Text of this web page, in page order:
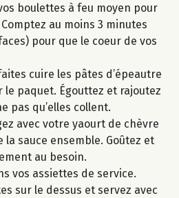
boulettes à feu moyen pour
au moins 3 minutes
pour que le coeur de vos
cuire les pâtes d’épeautre
le paquet. Égouttez et rajoutez
pas qu’elles collent.
avec votre yaourt de chèvre
la sauce ensemble. Goûtez et
au besoin.
vos assiettes de service.
sur le dessus et servez avec